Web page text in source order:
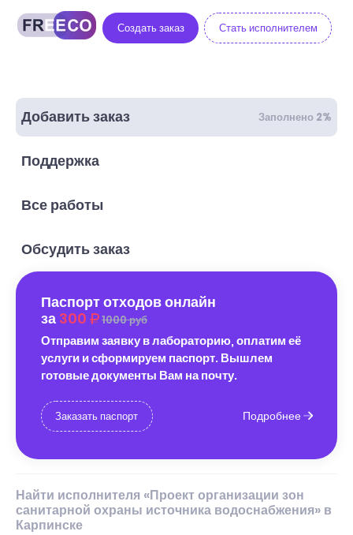
Создать заказ Стать исполнителем
Добавить заказ Заполнено 2%
Поддержка
Все работы
Обсудить заказ
Паспорт отходов онлайн
за 300 1000 руб
Отправим заявку в лабораторию, оплатим её
услуги и сформируем паспорт. Вышлем
готовые документы Вам на почту.
Заказать паспорт Подробнее
Найти исполнителя «Проект организации зон
санитарной охраны источника водоснабжения» в
Карпинске